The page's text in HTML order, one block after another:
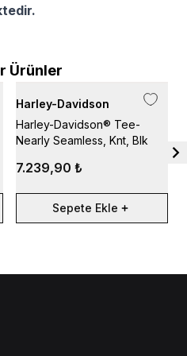
Ürünler
Harley-Davidson
Harley-Davidson® Tee-
Nearly Seamless, Knt, Blk
7.239,90 ₺
Sepete Ekle